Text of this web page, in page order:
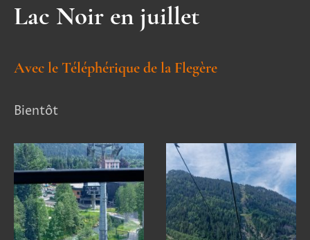
Lac Noir en juillet
Avec le Téléphérique de la Flegère
Bientôt